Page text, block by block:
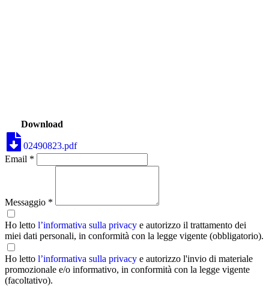
Download
02490823.pdf
Email *
Messaggio *
Ho letto l’informativa sulla privacy e autorizzo il trattamento dei
miei dati personali, in conformità con la legge vigente (obbligatorio).
Ho letto l’informativa sulla privacy e autorizzo l'invio di materiale
promozionale e/o informativo, in conformità con la legge vigente
(facoltativo).